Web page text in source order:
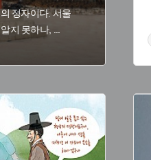
정자이다. 서울
지 못하나,